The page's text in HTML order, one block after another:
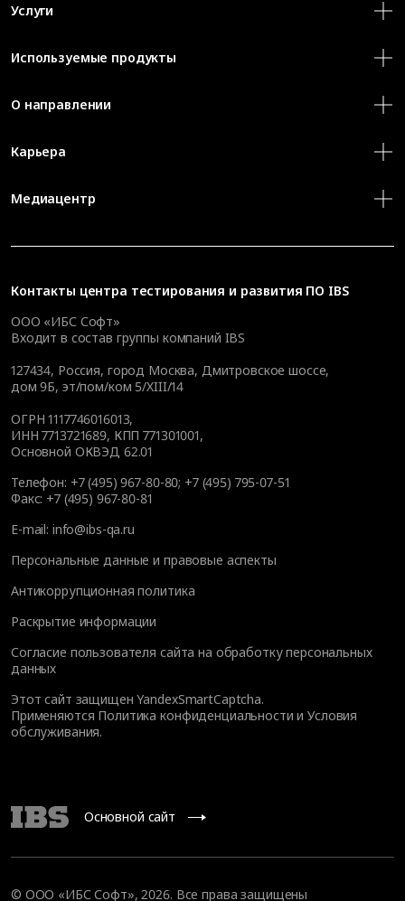
Контакты центра тестирования и развития ПО IBS
ООО «ИБС Софт»
Входит в состав группы компаний IBS
127434, Россия, город Москва, Дмитровское шоссе,
дом 9Б, эт/пом/ком 5/XIII/14
ОГРН 1117746016013,
ИНН 7713721689, КПП 771301001,
Основной ОКВЭД 62.01
Телефон: +7 (495) 967-80-80; +7 (495) 795-07-51
Факс: +7 (495) 967-80-81
E-mail: info@ibs-qa.ru
Персональные данные и правовые аспекты
Антикоррупционная политика
Раскрытие информации
Согласие пользователя сайта на обработку персональных
данных
Этот сайт защищен YandexSmartCaptcha.
Применяются Политика конфиденциальности иУсловия
обслуживания.
Услуги
Используемые продукты
О направлении
Карьера
Медиацентр
Основной сайт
© ООО «ИБС Софт», 2026. Все права защищены